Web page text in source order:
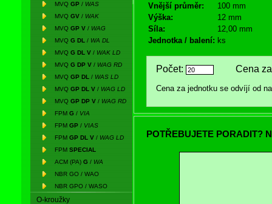
MVQ GP / WAS
MVQ GV / WAK
MVQ GP V / WAG
MVQ G DL / WA DL
MVQ G DL V / WAK LD
MVQ G DP V / WAG RD
MVQ GP DL / WAS LD
MVQ GP DL V / WAG LD
MVQ GP DP V / WAG RD
FPM G / VIA
FPM GP / VIAS
FPM GP DL V / WAG LD
FPM SPECIAL
ACM (PA) G / WA
NBR GO / WAO
NBR GPO / WASO
O-kroužky
Vnější průměr:
100 mm
Výška:
12 mm
Síla:
12,00 mm
Jednotka / balení: ks
Počet: Cena za
Cena za jednotku se odvíjí od
POTŘEBUJETE PORADIT?